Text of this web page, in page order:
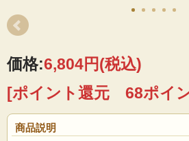
価格:6,804円(税込)
[ポイント還元 68ポイ
商品説明